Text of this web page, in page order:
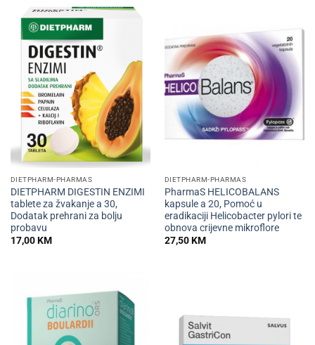
DIETPHARM-PHARMAS
DIETPHARM DIGESTIN ENZIMI
tablete za žvakanje a 30,
Dodatak prehrani za bolju
probavu
17,00KM
DIETPHARM-PHARMAS
PharmaS HELICOBALANS
kapsule a 20, Pomoć u
eradikaciji Helicobacter pylori te
obnova crijevne mikroflore
27,50KM